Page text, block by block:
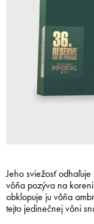
Jeho sviežosť
vôňa pozýva na
obklopuje ju vôňa
tejto jedinečnej vôni